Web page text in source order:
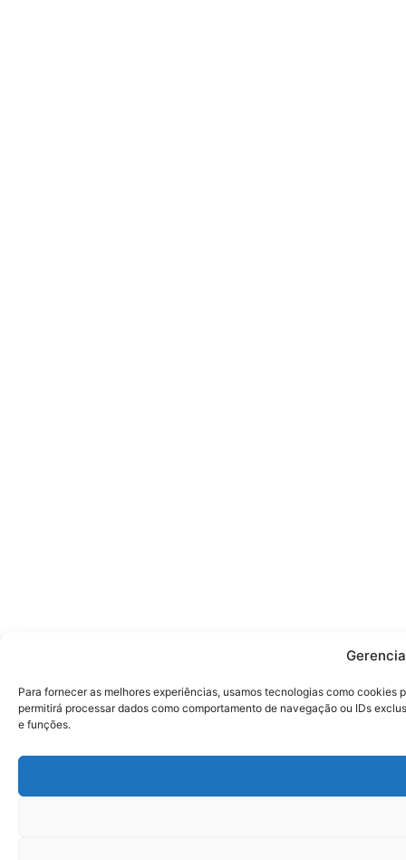
Para fornecer as melhores experiências, usamos tecnologias como
permitirá processar dados como comportamento de navegação ou IDs
e funções.